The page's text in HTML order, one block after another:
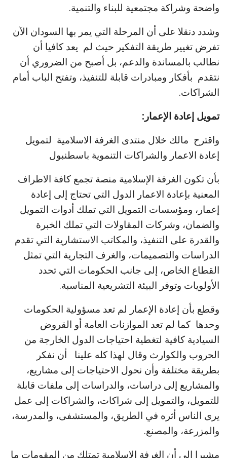
واضحة وشراكة مجتمعية للبناء والتنمية.
وشدد دنقلا على أن المرحلة التي يمر بها السودان الآن
تفرض تغيير طريقة التفكير حيث لم يعد كافيا أن
نطالب بالمساندة والدعم، بل أصبح من الضروري أن
نتقدم بأفكار ومبادرات قابلة للتنفيذ، وتفتح الباب أمام
الشراكات.
تمويل إعادة الإعمار:
واقترح مالك خلال منتدى الغرفة الاسلامية لتمويل
إعادة الاعمار والشراكات التنموية باسطنبول
بأن تكون الغرفة الإسلامية منصة تجمع كافة الاطراف
المعنية بإعادة الاعمار الدول التي تحتاج إلى إعادة
إعمار، ومؤسسات التمويل التي تملك أدوات التمويل
والضمان، وشركات المقاولات التي تملك الخبرة
والقدرة على التنفيذ، والمكاتب الاستشارية التي تقدم
الدراسات والتصميمات، والغرف التجارية التي تمثل
القطاع الخاص، إلى جانب الحكومات التي تحدد
الأولويات وتوفر البيئة التشريعية المناسبة.
وقطع بأن إعادة الإعمار لم تعد مسؤولية الحكومات
وحدها كما لم تعد الموازنات العامة أو القروض
السيادية كافية لتغطية احتياجات الدول الخارجة من
الحروب والكوارث وقال لهذا كله علينا أن نفكر
بطريقة مختلفة وأن نحول الاحتياجات إلى مشاريع،
والمشاريع إلى دراسات، والدراسات إلى ملفات قابلة
للتمويل، والتمويل إلى شراكات، والشراكات إلى عمل
يرى الناس أثره في الطريق، والمستشفى، والمدرسة،
والمزرعة، والمصنع.
مشيرا إلى أن الغرفة الإسلامية تمتلك من المقومات ما